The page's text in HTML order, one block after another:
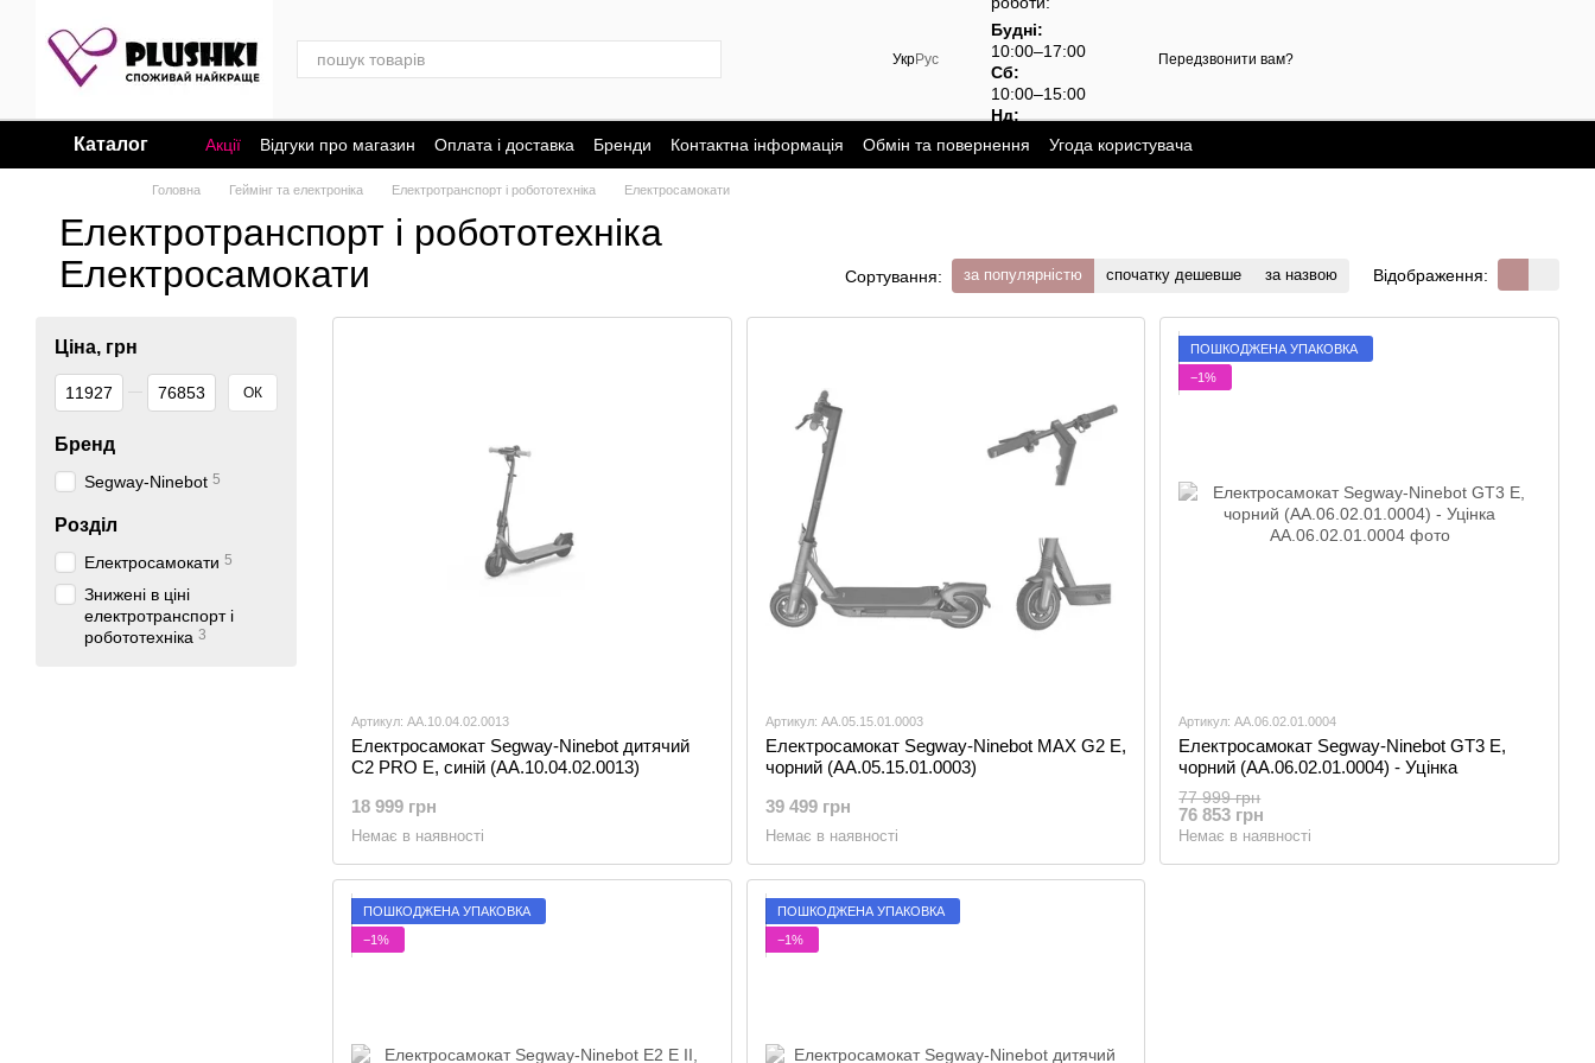
УкрРус
Будні:
10:00–17:00
Сб:
10:00–15:00
Нд:
вихідний
Передзвонити вам?
Каталог Акції Відгуки про магазин Оплата і доставка Бренди Контактна інформація Обмін та повернення Угода користувача
Головна Геймінг та електроніка Електротранспорт і робототехніка Електросамокати
Електротранспорт і робототехніка
Електросамокати
Сортування: за популярністю спочатку дешевше за назвою Відображення:
Артикул: AA.10.04.02.0013
Електросамокат Segway-Ninebot дитячий
C2 PRO E, синій (AA.10.04.02.0013)
18 999 грн
Немає в наявності
Артикул: AA.05.15.01.0003
Електросамокат Segway-Ninebot MAX G2 E,
чорний (AA.05.15.01.0003)
39 499 грн
Немає в наявності
ПОШКОДЖЕНА УПАКОВКА
−1%
Артикул: AA.06.02.01.0004
Електросамокат Segway-Ninebot GT3 E,
чорний (AA.06.02.01.0004) - Уцінка
77 999 грн
76 853 грн
Немає в наявності
ПОШКОДЖЕНА УПАКОВКА
−1%
ПОШКОДЖЕНА УПАКОВКА
−1%
Ціна, грн
Від Ціна, грн
До Ціна, грн ОК
Бренд
Segway-Ninebot 5
Розділ
Електросамокати 5
Знижені в ціні
електротранспорт і
робототехніка 3